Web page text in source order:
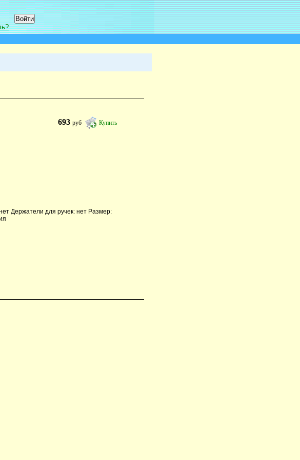
693руб Купить
Держатели для ручек: нет Размер: